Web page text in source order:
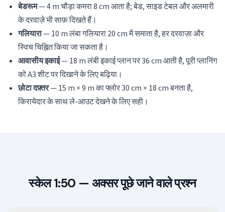
बेडरूम— 4 m चौड़ा कमरा 8 cm आता है; बेड, साइड टेबल और अलमारी
के दरवाज़े भी साफ़ दिखते हैं।
गलियारा— 10 m लंबा गलियारा 20 cm में समाता है, हर दरवाज़ा और
स्विच चिह्नित किया जा सकता है।
आवासीय इकाई— 18 m लंबी इकाई प्लान पर 36 cm आती है, पूरी प्लानिंग
को A3 शीट पर दिखाने के लिए बढ़िया।
छोटा दफ़्तर— 15 m × 9 m का फ्लोर 30 cm × 18 cm बनता है,
किरायेदार के साथ ले-आउट देखने के लिए सही।
स्केल 1:50 — अक्सर पूछे जाने वाले प्रश्न